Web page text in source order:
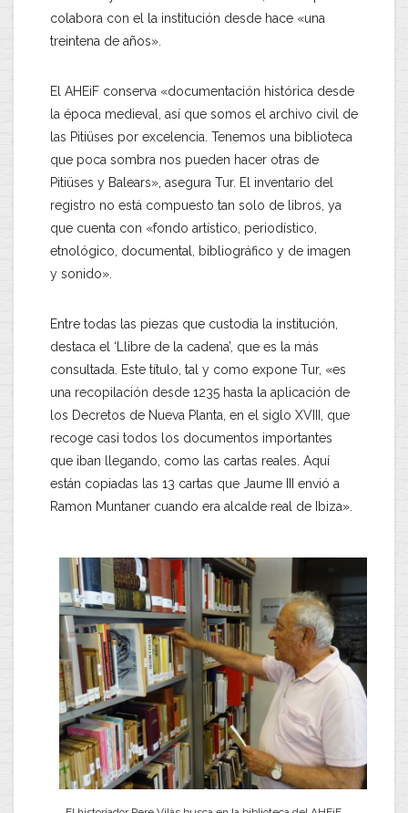
colabora con el la institución desde hace «una
treintena de años».
El AHEiF conserva «documentación histórica desde
la época medieval, así que somos el archivo civil de
las Pitiüses por excelencia. Tenemos una biblioteca
que poca sombra nos pueden hacer otras de
Pitiüses y Balears», asegura Tur. El inventario del
registro no está compuesto tan solo de libros, ya
que cuenta con «fondo artístico, periodístico,
etnológico, documental, bibliográfico y de imagen
y sonido».
Entre todas las piezas que custodia la institución,
destaca el ‘Llibre de la cadena’, que es la más
consultada. Este título, tal y como expone Tur, «es
una recopilación desde 1235 hasta la aplicación de
los Decretos de Nueva Planta, en el siglo XVIII, que
recoge casi todos los documentos importantes
que iban llegando, como las cartas reales. Aquí
están copiadas las 13 cartas que Jaume III envió a
Ramon Muntaner cuando era alcalde real de Ibiza».